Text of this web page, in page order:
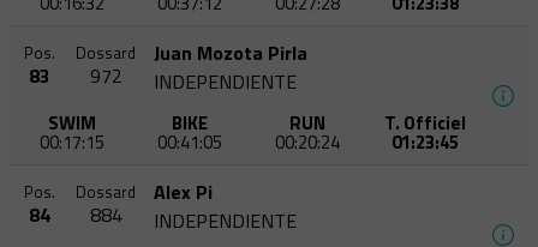
Pos.
83
Dossard
972
Juan Mozota Pirla
INDEPENDIENTE
SWIM
00:17:15
BIKE
00:41:05
RUN
00:20:24
T. Officiel
01:23:45
Pos.
84
Dossard
884
Alex Pi
INDEPENDIENTE